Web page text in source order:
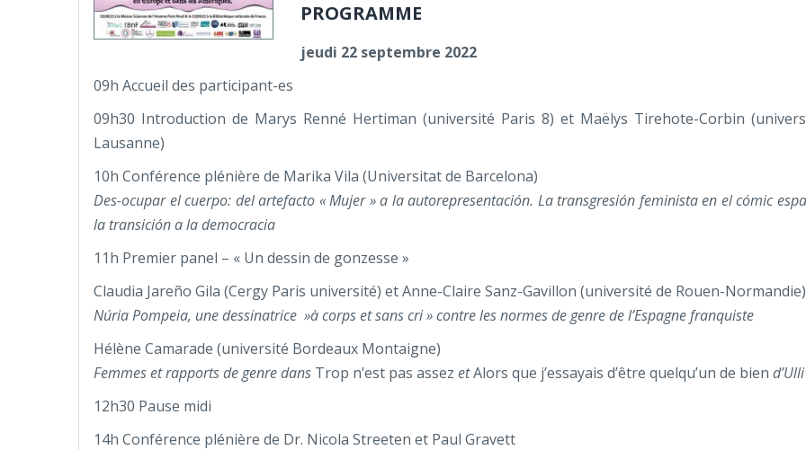
PROGRAMME
jeudi 22 septembre 2022
09h Accueil des participant-es
09h30 Introduction de Marys Renné Hertiman (université Paris 8) et Maëlys Tirehote-Corbin
Lausanne)
10h Conférence plénière de Marika Vila (Universitat de Barcelona)
Des-ocupar el cuerpo: del artefacto « Mujer » a la autorepresentación. La transgresión feminista en el cómic
la transición a la democracia
11h Premier panel – « Un dessin de gonzesse »
Claudia Jareño Gila (Cergy Paris université) et Anne-Claire Sanz-Gavillon (université de Rouen-Normandie)
Núria Pompeia, une dessinatrice »à corps et sans cri » contre les normes de genre de l’Espagne franquiste
Hélène Camarade (université Bordeaux Montaigne)
Femmes et rapports de genre dans Trop n’est pas assez etAlors que j’essayais d’être quelqu’un de bien
12h30 Pause midi
14h Conférence plénière de Dr. Nicola Streeten et Paul Gravett